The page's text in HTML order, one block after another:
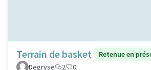
Terrain de basket
Retenue en
Degryse
2 0